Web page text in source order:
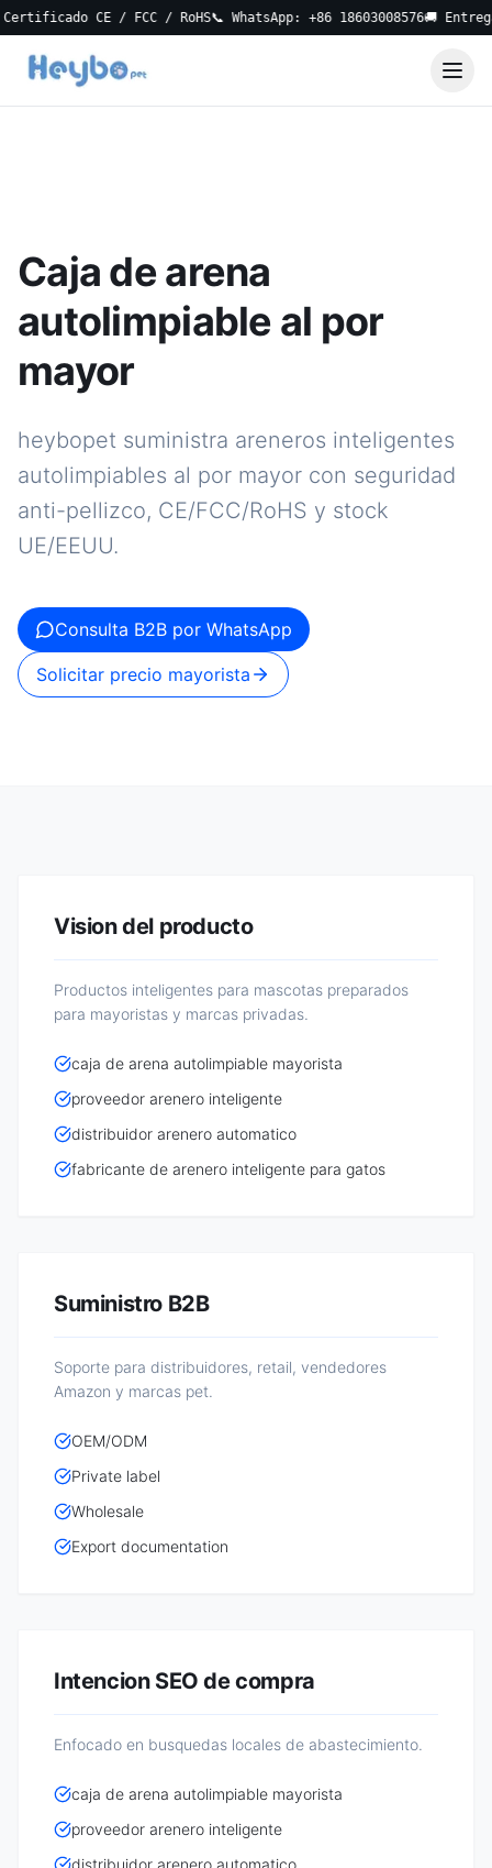
CE / FCC / RoHS📞 WhatsApp: +86 18603008576🚚 Entrega
Caja de arena
autolimpiable al por
mayor
heybopet suministra areneros inteligentes
autolimpiables al por mayor con seguridad
anti-pellizco, CE/FCC/RoHS y stock
UE/EEUU.
Consulta B2B por WhatsApp
Solicitar precio mayorista
Vision del producto
Productos inteligentes para mascotas preparados
para mayoristas y marcas privadas.
caja de arena autolimpiable mayorista
proveedor arenero inteligente
distribuidor arenero automatico
fabricante de arenero inteligente para gatos
Suministro B2B
Soporte para distribuidores, retail, vendedores
Amazon y marcas pet.
OEM/ODM
Private label
Wholesale
Export documentation
Intencion SEO de compra
Enfocado en busquedas locales de abastecimiento.
caja de arena autolimpiable mayorista
proveedor arenero inteligente
distribuidor arenero automatico